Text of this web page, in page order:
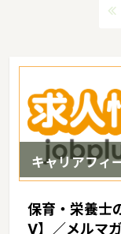
キャリアフィ
保育・栄養士
V】／メルマ